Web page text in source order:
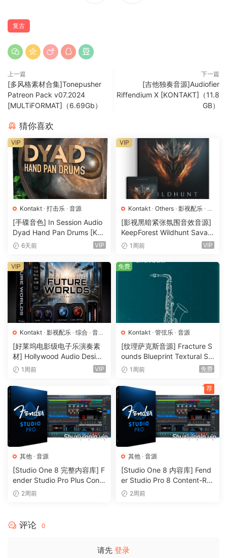
演奏技巧 – 正常钢琴
演奏技巧 – 轻弹钢琴
准备钢琴
演奏技巧 – 和弦钢琴
演奏技巧 – 哑音钢琴
演奏技巧 – 哑音钢琴+24
演奏技巧 – 哑音低音钢琴
打击乐与音效
其他 – 打击钢琴
其他 – 额外音效
额外功能
72个手工制作的快照
特殊的“Jo’s”混音，访问Jo自己的首选信号链
新‘VISAGE’引擎：
– 改进的混音器
– 增强的混响控制
– 易于访问的效果
– 内置24种调律/音准
– 真实的阻尼效果
需要完整版NI Kontakt v5.8.1或更高版本！
Created with media composer and arranger Joachim
Horsley, Joachim’s Piano is a one-of-a-kind sampling of his
lovingly-restored 1890’s Steinway B including the natural
piano, preparations, percussion, and effects.
Over 35 hours of studio time went into recording the exact
piano, space, and mic setups used in “Via Havana” and
Joachim’s series of YouTube videos. A focus on rhythmic
playability, the instrument is chromatically sampled with up
to 4 Round Robins. Both full sustain pedal and non-
pedaled samples were recorded on all patches.
The instrument sampled was an 85-key Steinway Model B,
vintage tone and responsiveness perfectly match
复古
上一篇
[多风格素材合集]Tonepusher
Patreon Pack v07.2024
[MULTiFORMAT]（6.69Gb）
下一篇
[吉他独奏音源]Audiofier
Riffendium X [KONTAKT]（11.8
GB）
猜你喜欢
Kontakt · 打击乐 · 音源
[手碟音色] In Session Audio
Dyad Hand Pan Drums [KO
NTAKT]（4.33GB）
6天前 VIP
VIP
Kontakt · Others · 影视配乐 · 环
境铺底· 素材 ·采样 ·音效特殊·
音源
[影视黑暗紧张氛围音效音源]
KeepForest Wildhunt Savag
e Ritual Tension [WAV, KON
1周前 VIP
VIP
Kontakt · 影视配乐 · 综合 · 音效
特殊· 音源
[好莱坞电影级电子乐演奏素
材] Hollywood Audio Design
FUTURE WORLDS [KONTAK
1周前 VIP
VIP
Kontakt · 管弦乐 · 音源
[纹理萨克斯音源] Fracture S
ounds Blueprint Textural Sa
x (Woodwind Experiments)
1周前 免费
免费
其他 · 音源
[Studio One 8 完整内容库] F
ender Studio Pro Plus Conte
nt 2026-R2R（166GB）
2周前
其他 · 音源
[Studio One 8 内容库] Fend
er Studio Pro 8 Content-R2
R（33.5GB）
2周前
荐
评论 0
请先 登录